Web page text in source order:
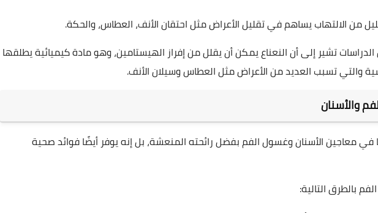
من الالتهاب يساهم في تقليل الأعراض مثل احتقان الأنف، العطاس، والحكة.
تشير إلى أن النعناع يمكن أن يقلل من إفراز الهيستامين، وهو مادة كيميائية يطلقها
والتي تسبب العديد من الأعراض مثل العطاس وسيلان الأنف.
معاجين الأسنان وغسول الفم بفضل رائحته المنعشة، بل إنه يوفر أيضًا فوائد صحية
بالطرق التالية: